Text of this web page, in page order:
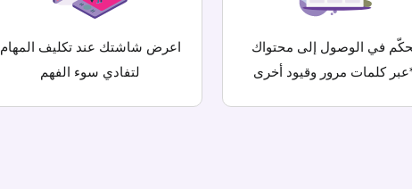
اعرض شاشتك عند تكليف المهام
لتفادي سوء الفهم
في الوصول إلى محتواك
أخرى*